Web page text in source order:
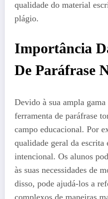
qualidade do material
plágio.
Importância
De Paráfrase
Devido à sua ampla
ferramenta de paráfrase
campo educacional. Por
qualidade geral da
intencional. Os alunos
às suas necessidades de
disso, pode ajudá-los a